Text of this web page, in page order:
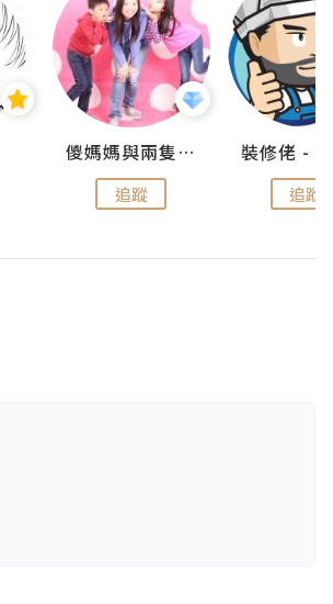
儍媽媽與兩隻小魔怪之家
追蹤 追蹤